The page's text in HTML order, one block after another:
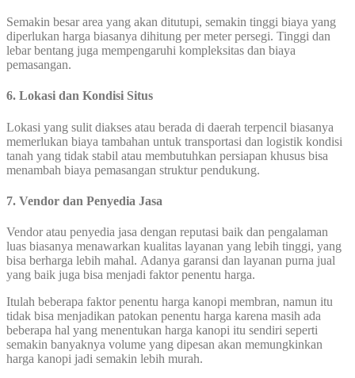
Semakin besar area yang akan ditutupi, semakin tinggi biaya yang
diperlukan harga biasanya dihitung per meter persegi. Tinggi dan
lebar bentang juga mempengaruhi kompleksitas dan biaya
pemasangan.
6. Lokasi dan Kondisi Situs
Lokasi yang sulit diakses atau berada di daerah terpencil biasanya
memerlukan biaya tambahan untuk transportasi dan logistik kondisi
tanah yang tidak stabil atau membutuhkan persiapan khusus bisa
menambah biaya pemasangan struktur pendukung.
7. Vendor dan Penyedia Jasa
Vendor atau penyedia jasa dengan reputasi baik dan pengalaman
luas biasanya menawarkan kualitas layanan yang lebih tinggi, yang
bisa berharga lebih mahal. Adanya garansi dan layanan purna jual
yang baik juga bisa menjadi faktor penentu harga.
Itulah beberapa faktor penentu harga kanopi membran, namun itu
tidak bisa menjadikan patokan penentu harga karena masih ada
beberapa hal yang menentukan harga kanopi itu sendiri seperti
semakin banyaknya volume yang dipesan akan memungkinkan
harga kanopi jadi semakin lebih murah.